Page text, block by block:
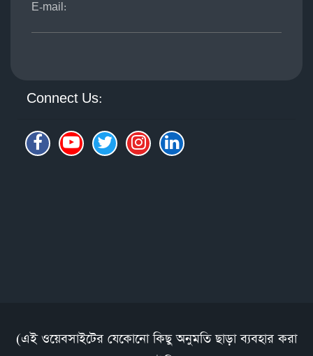
E-mail:
Connect Us:
(এই ওয়েবসাইটের যেকোনো কিছু অনুমতি ছাড়া ব্যবহার করা